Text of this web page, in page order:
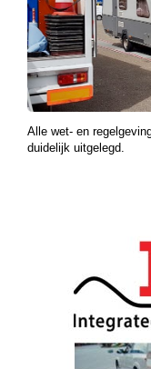
Alle wet- en
duidelijk uitgelegd.